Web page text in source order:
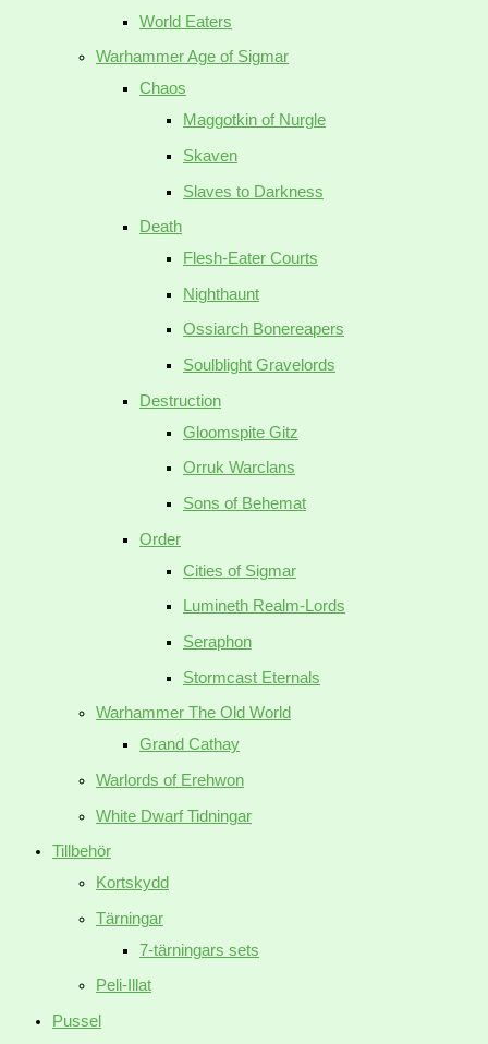
World Eaters
Warhammer Age of Sigmar
Chaos
Maggotkin of Nurgle
Skaven
Slaves to Darkness
Death
Flesh-Eater Courts
Nighthaunt
Ossiarch Bonereapers
Soulblight Gravelords
Destruction
Gloomspite Gitz
Orruk Warclans
Sons of Behemat
Order
Cities of Sigmar
Lumineth Realm-Lords
Seraphon
Stormcast Eternals
Warhammer The Old World
Grand Cathay
Warlords of Erehwon
White Dwarf Tidningar
Tillbehör
Kortskydd
Tärningar
7-tärningars sets
Peli-Illat
Pussel